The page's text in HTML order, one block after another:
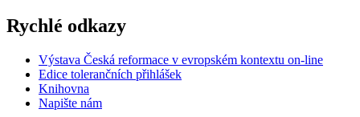
Rychlé odkazy
Výstava Česká reformace v evropském kontextu on-line
Edice tolerančních přihlášek
Knihovna
Napište nám